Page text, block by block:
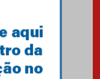
Mackenzie
seus
para o PAS antes
Ensino Médio